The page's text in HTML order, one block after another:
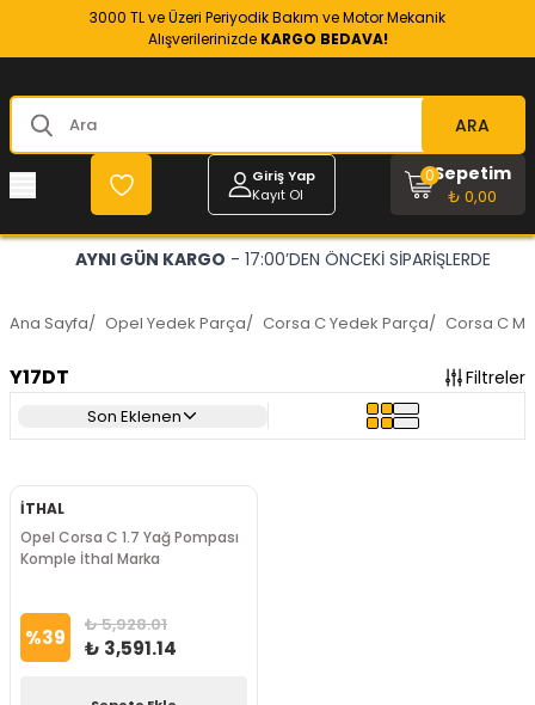
3000 TL ve Üzeri Periyodik Bakım ve Motor Mekanik
Alışverilerinizde KARGO BEDAVA!
ARA
Giriş Yap
Kayıt Ol
Sepetim
₺ 0,00
0
AYNI GÜN KARGO - 17:00’DEN ÖNCEKİ SİPARİŞLERDE
Ana Sayfa/ Opel Yedek Parça/ Corsa C Yedek Parça/ Corsa C
Y17DT Filtreler
Son Eklenen
İTHAL
Opel Corsa C 1.7 Yağ Pompası
Komple İthal Marka
%39 ₺ 5,928.01
₺ 3,591.14